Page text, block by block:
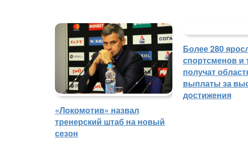
«Локомотив» назвал
тренерский штаб на новый
сезон
Более 280
спортсменов и
получат
выплаты за
достижения